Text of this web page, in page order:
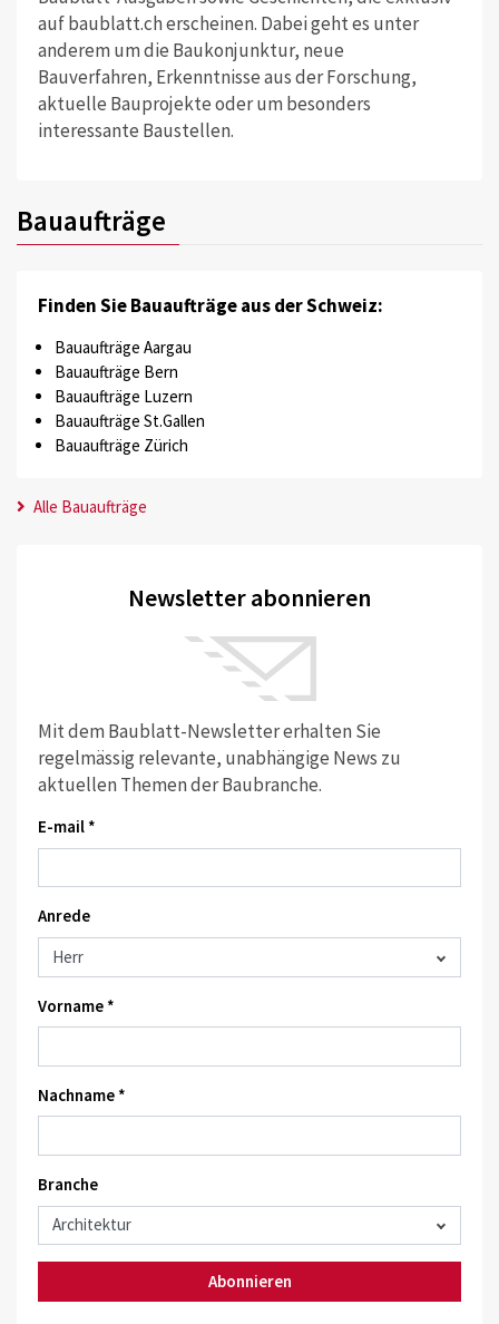
auf baublatt.ch erscheinen. Dabei geht es unter
anderem um die Baukonjunktur, neue
Bauverfahren, Erkenntnisse aus der Forschung,
aktuelle Bauprojekte oder um besonders
interessante Baustellen.
Bauaufträge
Finden Sie Bauaufträge aus der Schweiz:
Bauaufträge Aargau
Bauaufträge Bern
Bauaufträge Luzern
Bauaufträge St.Gallen
Bauaufträge Zürich
Alle Bauaufträge
Newsletter abonnieren
Mit dem Baublatt-Newsletter erhalten Sie
regelmässig relevante, unabhängige News zu
aktuellen Themen der Baubranche.
E-mail *
Anrede
Vorname *
Nachname *
Branche
Abonnieren